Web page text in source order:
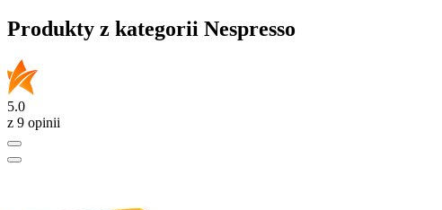
Produkty z kategorii Nespresso
5.0
z 9 opinii